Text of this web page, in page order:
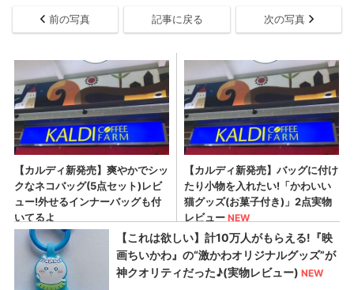
前の写真 記事に戻る 次の写真